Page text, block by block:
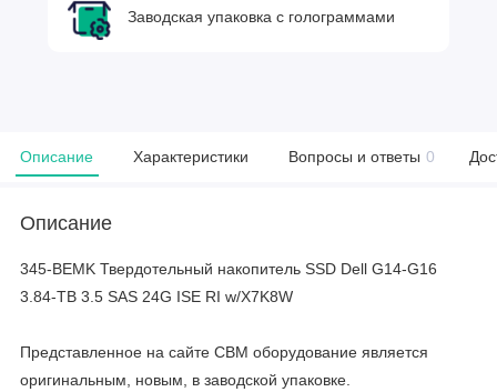
Заводская упаковка с голограммами
Описание Характеристики Вопросы и ответы 0
Описание
345-BEMK Твердотельный накопитель SSD Dell G14-G16
3.84-TB 3.5 SAS 24G ISE RI w/X7K8W
Представленное на сайте CBM оборудование является
оригинальным, новым, в заводской упаковке.